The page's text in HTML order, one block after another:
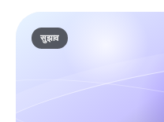
सुझाव